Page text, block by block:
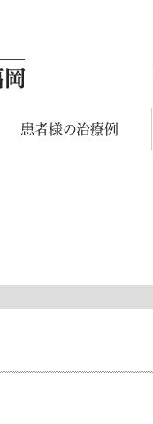
患者様の治療例